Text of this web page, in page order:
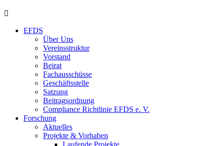
EFDS
Über Uns
Vereinsstruktur
Vorstand
Beirat
Fachausschüsse
Geschäftsstelle
Satzung
Beitragsordnung
Compliance Richtlinie EFDS e. V.
Forschung
Aktuelles
Projekte & Vorhaben
Laufende Projekte